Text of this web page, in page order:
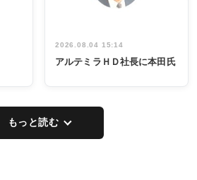
2026.08.04 15:14
アルテミラＨＤ社長に本田氏
もっと読む